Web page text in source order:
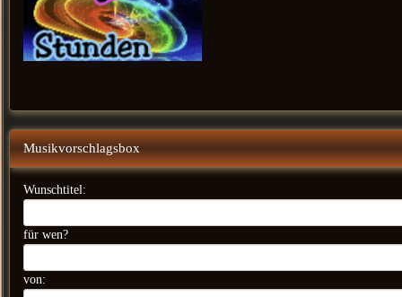
Musikvorschlagsbox
Wunschtitel:
für wen?
von: